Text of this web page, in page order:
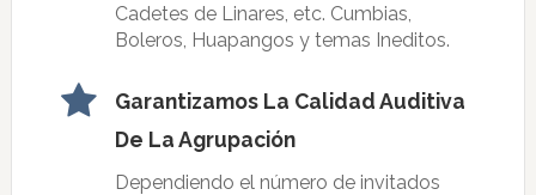
Cadetes de Linares, etc. Cumbias,
Boleros, Huapangos y temas Ineditos.
Garantizamos La Calidad Auditiva
De La Agrupación
Dependiendo el número de invitados